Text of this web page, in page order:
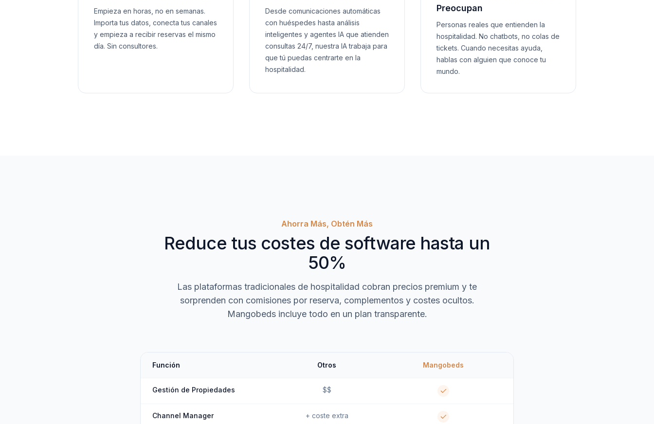
Empieza en horas, no en semanas.
Importa tus datos, conecta tus canales
y empieza a recibir reservas el mismo
día. Sin consultores.
Desde comunicaciones automáticas
con huéspedes hasta análisis
inteligentes y agentes IA que atienden
consultas 24/7, nuestra IA trabaja para
que tú puedas centrarte en la
hospitalidad.
Preocupan
Personas reales que entienden la
hospitalidad. No chatbots, no colas de
tickets. Cuando necesitas ayuda,
hablas con alguien que conoce tu
mundo.
Ahorra Más, Obtén Más
Reduce tus costes de software hasta un
50%
Las plataformas tradicionales de hospitalidad cobran precios premium y te
sorprenden con comisiones por reserva, complementos y costes ocultos.
Mangobeds incluye todo en un plan transparente.
Función Otros Mangobeds
Gestión de Propiedades $$
Channel Manager + coste extra